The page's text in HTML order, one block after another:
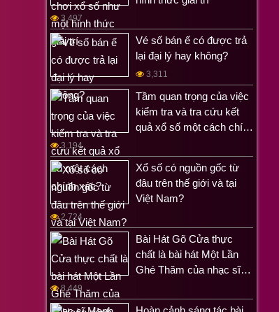
3,497
Vé số bán ế có được trả
lại đại lý hay không?
3,311
Tầm quan trọng của việc
kiểm tra và tra cứu kết
quả xổ số một cách chí…
3,194
Xổ số có nguồn gốc từ
đâu trên thế giới và tại
Việt Nam?
2,724
Bài Hát Gõ Cửa thực
chất là bài hát Một Lần
Ghé Thăm của nhạc sĩ…
8,449